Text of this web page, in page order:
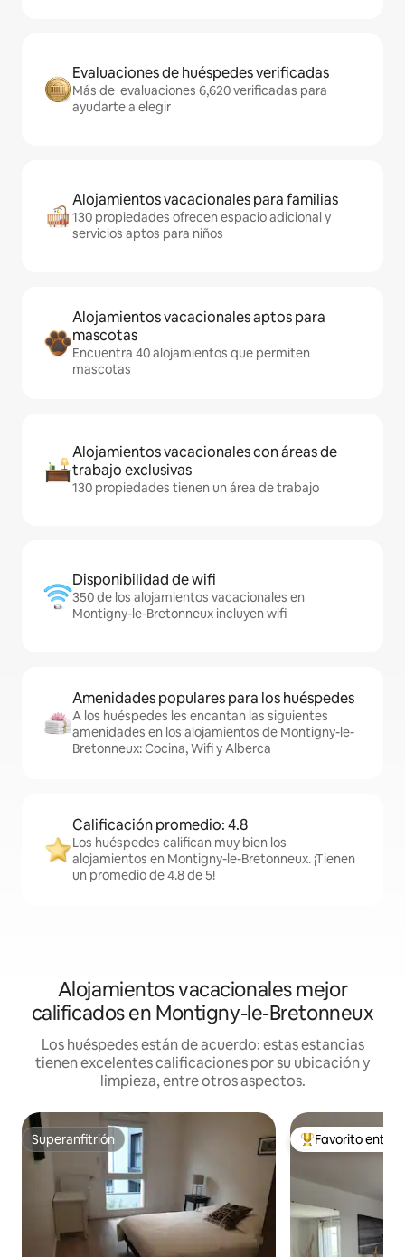
Evaluaciones de huéspedes verificadas
Más de evaluaciones 6,620 verificadas para
ayudarte a elegir
Alojamientos vacacionales para familias
130 propiedades ofrecen espacio adicional y
servicios aptos para niños
Alojamientos vacacionales aptos para
mascotas
Encuentra 40 alojamientos que permiten
mascotas
Alojamientos vacacionales con áreas de
trabajo exclusivas
130 propiedades tienen un área de trabajo
Disponibilidad de wifi
350 de los alojamientos vacacionales en
Montigny-le-Bretonneux incluyen wifi
Amenidades populares para los huéspedes
A los huéspedes les encantan las siguientes
amenidades en los alojamientos de Montigny-le-
Bretonneux: Cocina, Wifi y Alberca
Calificación promedio: 4.8
Los huéspedes califican muy bien los
alojamientos en Montigny-le-Bretonneux. ¡Tienen
un promedio de 4.8 de 5!
Alojamientos vacacionales mejor
calificados en Montigny-le-Bretonneux
Los huéspedes están de acuerdo: estas estancias
tienen excelentes calificaciones por su ubicación y
limpieza, entre otros aspectos.
Superanfitrión
Superanfitrión De los mejores
Favorito entre